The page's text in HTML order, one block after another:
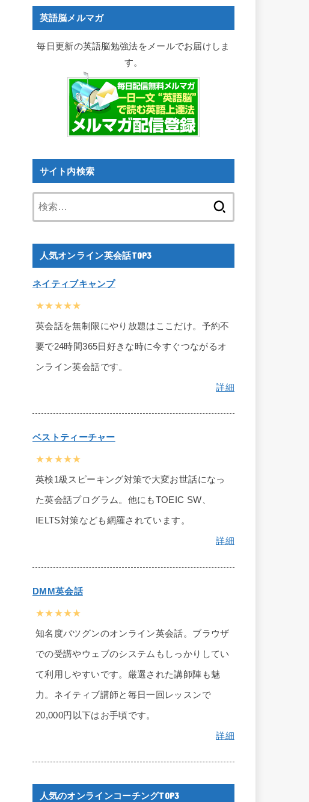
英語脳メルマガ
毎日更新の英語脳勉強法をメールでお届けしま
す。
サイト内検索
人気オンライン英会話TOP3
ネイティブキャンプ
★★★★★
英会話を無制限にやり放題はここだけ。予約不
要で24時間365日好きな時に今すぐつながるオ
ンライン英会話です。
詳細
ベストティーチャー
★★★★★
英検1級スピーキング対策で大変お世話になっ
た英会話プログラム。他にもTOEIC SW、
IELTS対策なども網羅されています。
詳細
DMM英会話
★★★★★
知名度バツグンのオンライン英会話。ブラウザ
での受講やウェブのシステムもしっかりしてい
て利用しやすいです。厳選された講師陣も魅
力。ネイティブ講師と毎日一回レッスンで
20,000円以下はお手頃です。
詳細
人気のオンラインコーチングTOP3